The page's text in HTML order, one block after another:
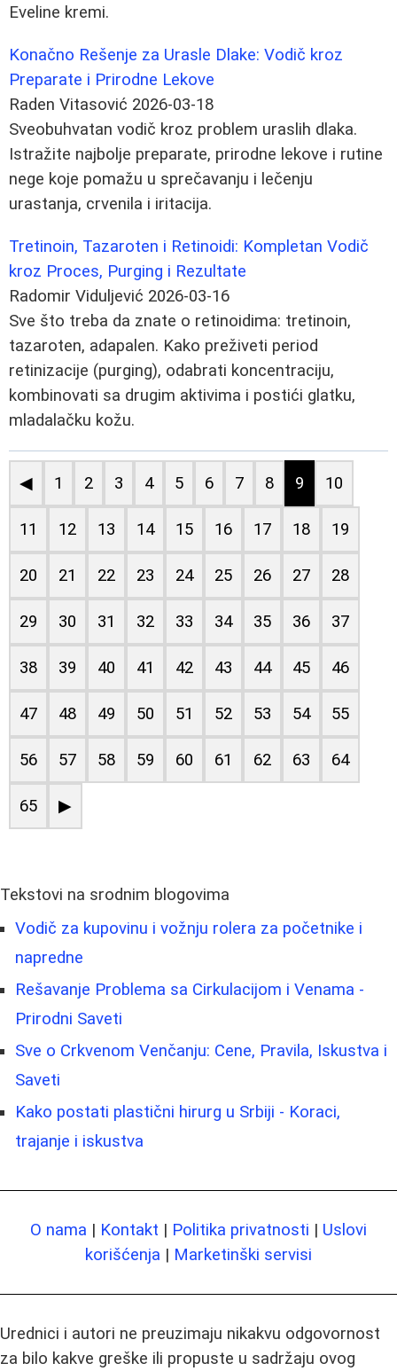
Eveline kremi.
Konačno Rešenje za Urasle Dlake: Vodič kroz
Preparate i Prirodne Lekove
Raden Vitasović 2026-03-18
Sveobuhvatan vodič kroz problem uraslih dlaka.
Istražite najbolje preparate, prirodne lekove i rutine
nege koje pomažu u sprečavanju i lečenju
urastanja, crvenila i iritacija.
Tretinoin, Tazaroten i Retinoidi: Kompletan Vodič
kroz Proces, Purging i Rezultate
Radomir Viduljević 2026-03-16
Sve što treba da znate o retinoidima: tretinoin,
tazaroten, adapalen. Kako preživeti period
retinizacije (purging), odabrati koncentraciju,
kombinovati sa drugim aktivima i postići glatku,
mladalačku kožu.
◀ 1 2 3 4 5 6 7 8 9 10
11 12 13 14 15 16 17 18 19
20 21 22 23 24 25 26 27 28
29 30 31 32 33 34 35 36 37
38 39 40 41 42 43 44 45 46
47 48 49 50 51 52 53 54 55
56 57 58 59 60 61 62 63 64
65 ▶
Tekstovi na srodnim blogovima
Vodič za kupovinu i vožnju rolera za početnike i
napredne
Rešavanje Problema sa Cirkulacijom i Venama -
Prirodni Saveti
Sve o Crkvenom Venčanju: Cene, Pravila, Iskustva i
Saveti
Kako postati plastični hirurg u Srbiji - Koraci,
trajanje i iskustva
O nama | Kontakt | Politika privatnosti | Uslovi
korišćenja | Marketinški servisi
Urednici i autori ne preuzimaju nikakvu odgovornost
za bilo kakve greške ili propuste u sadržaju ovog